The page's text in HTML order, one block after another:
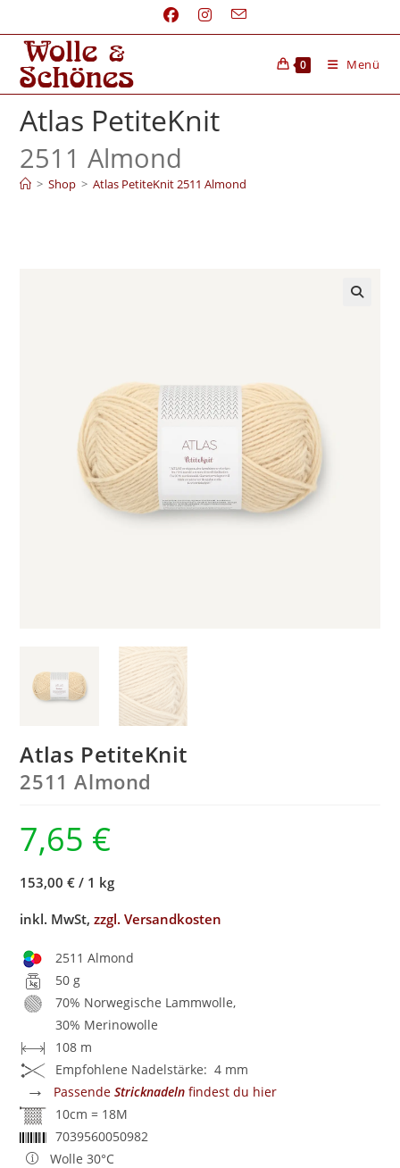
0 Menü
Atlas PetiteKnit
2511 Almond
> Shop > Atlas PetiteKnit 2511 Almond
Atlas PetiteKnit
2511 Almond
7,65 €
153,00 € / 1 kg
inkl. MwSt,zzgl. Versandkosten
2511 Almond
50 g
70% Norwegische Lammwolle,
30% Merinowolle
108 m
Empfohlene Nadelstärke: 4 mm
→ PassendeStricknadeln findest du hier
10cm = 18M
7039560050982
Wolle 30°C